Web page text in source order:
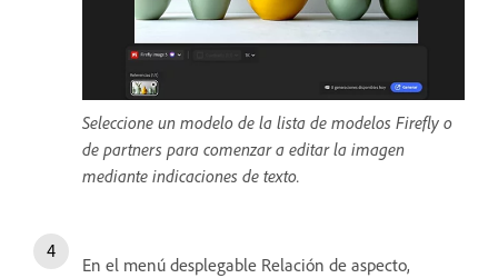
Seleccione un modelo de la lista de modelos Firefly o
de partners para comenzar a editar la imagen
mediante indicaciones de texto.
En el menú desplegable Relación de aspecto,